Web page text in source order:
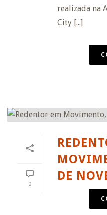
realizada na
City [...]
0
DE